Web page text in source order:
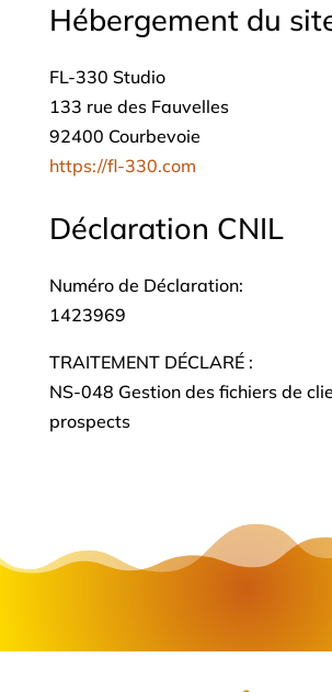
Hébergement du
FL-330 Studio
133 rue des Fauvelles
92400 Courbevoie
https://fl-330.com
Déclaration CNIL
Numéro de Déclaration:
1423969
TRAITEMENT DÉCLARÉ :
NS-048 Gestion des fichiers de
prospects